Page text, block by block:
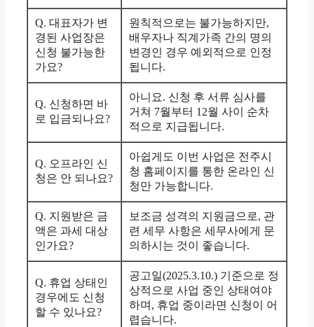
Q. 대표자가 변
경된 사업장은
신청 불가능한
가요?
원칙적으로는 불가능하지만,
배우자나 직계가족 간의 명의
변경인 경우 예외적으로 인정
됩니다.
Q. 신청하면 바
로 입금되나요?
아니요. 신청 후 서류 심사를
거쳐 7월부터 12월 사이 순차
적으로 지급됩니다.
Q. 오프라인 신
청은 안 되나요?
아쉽게도 이번 사업은 전주시
청 홈페이지를 통한 온라인 신
청만 가능합니다.
Q. 지원받은 금
액은 과세 대상
인가요?
보조금 성격의 지원금으로, 관
련 세무 사항은 세무사에게 문
의하시는 것이 좋습니다.
Q. 휴업 상태인
경우에도 신청
할 수 있나요?
공고일(2025.3.10.) 기준으로 정
상적으로 사업 중인 상태여야
하며, 휴업 중이라면 신청이 어
렵습니다.